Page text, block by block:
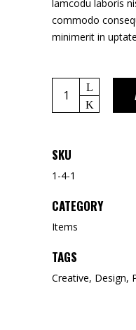
lamcodu laboris
commodo
minimerit in
SKU
1-4-1
CATEGORY
Items
TAGS
Creative, Design,